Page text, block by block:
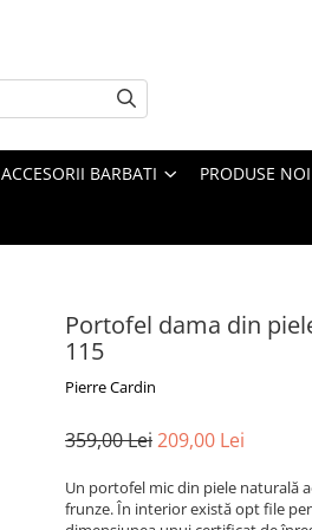
ACCESORII BARBATI PRODUSE NOI
Portofel dama din
115
Pierre Cardin
359,00 Lei209,00 Lei
Un portofel mic din piele naturală
frunze. În interior există opt file